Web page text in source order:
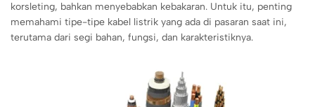
korsleting, bahkan menyebabkan kebakaran. Untuk itu, penting
memahami tipe-tipe kabel listrik yang ada di pasaran saat ini,
terutama dari segi bahan, fungsi, dan karakteristiknya.